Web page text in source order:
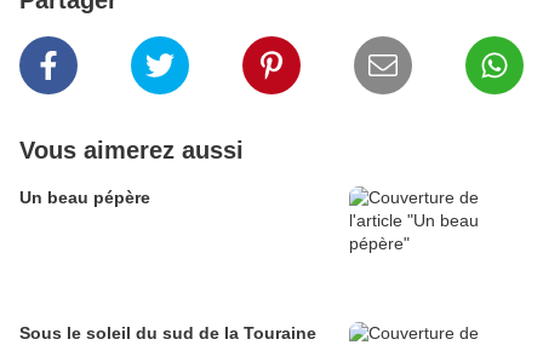
Vous aimerez aussi
Un beau pépère
Sous le soleil du sud de la Touraine